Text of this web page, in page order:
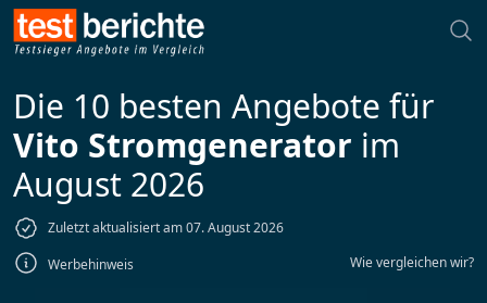
Die 10 besten Angebote für
Vito Stromgenerator im
August 2026
Zuletzt aktualisiert am 07. August 2026
Werbehinweis
Wie vergleichen wir?